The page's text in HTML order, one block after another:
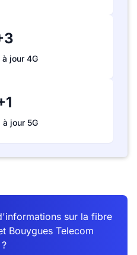
jour 4G
à jour 5G
sur la fibre
Bouygues Telecom